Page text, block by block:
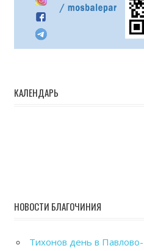
КАЛЕНДАРЬ
НОВОСТИ БЛАГОЧИНИЯ
Тихонов день в